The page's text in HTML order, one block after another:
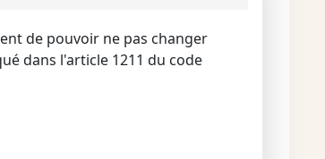
de pouvoir ne pas changer
dans l'article 1211 du code